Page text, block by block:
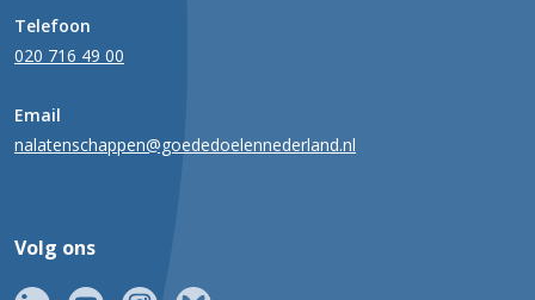
Telefoon
020 716 49 00
Email
nalatenschappen@goededoelennederland.nl
Volg ons